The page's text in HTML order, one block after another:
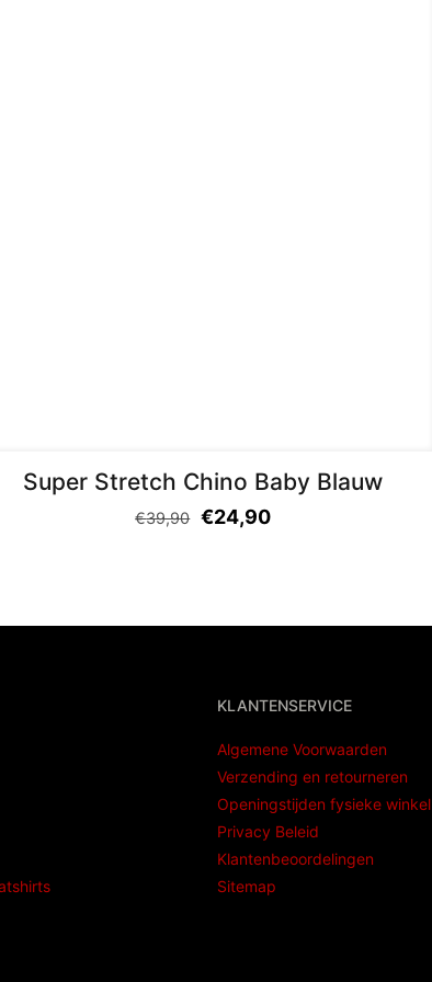
Super Stretch Chino Baby Blauw
€39,90 €24,90
KLANTENSERVICE
Algemene Voorwaarden
Verzending en retourneren
Openingstijden fysieke winkel
Privacy Beleid
Klantenbeoordelingen
Sitemap